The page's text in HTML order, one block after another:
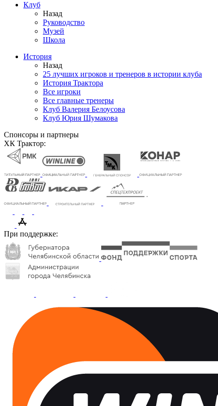
Клуб
Назад
Руководство
Музей
Школа
История
Назад
25 лучших игроков и тренеров в истории клуба
История Трактора
Все игроки
Все главные тренеры
Клуб Валерия Белоусова
Клуб Юрия Шумакова
Спонсоры и партнеры
ХК Трактор:
При поддержке: